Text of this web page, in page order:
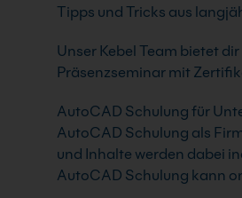
Tipps und Tricks aus
Unser Kebel Team bietet
Präsenzseminar mit
AutoCAD Schulung für
AutoCAD Schulung als
und Inhalte werden dabei
AutoCAD Schulung kann